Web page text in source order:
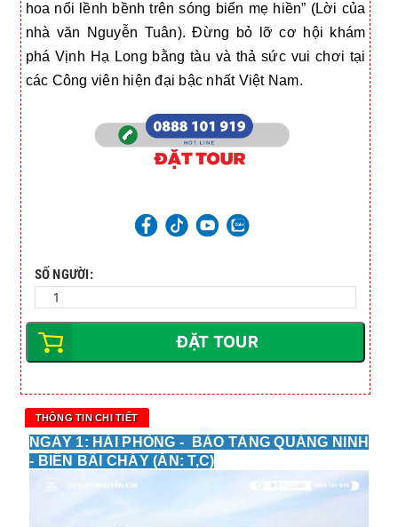
hoa nổi lềnh bềnh trên sóng biển mẹ hiền” (Lời của
nhà văn Nguyễn Tuân). Đừng bỏ lỡ cơ hội khám
phá Vịnh Hạ Long bằng tàu và thả sức vui chơi tại
các Công viên hiện đại bậc nhất Việt Nam.
SỐ NGƯỜI:
ĐẶT TOUR
THÔNG TIN CHI TIẾT
NGÀY 1: HẢI PHÒNG - BẢO TÀNG QUẢNG NINH
- BIỂN BÃI CHÁY (ĂN: T,C)